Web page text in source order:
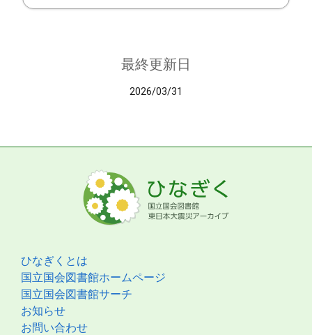
最終更新日
2026/03/31
ひなぎくとは
国立国会図書館ホームページ
国立国会図書館サーチ
お知らせ
お問い合わせ